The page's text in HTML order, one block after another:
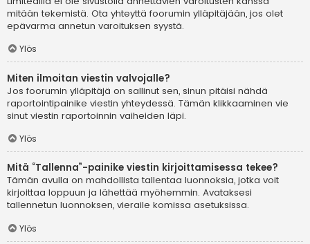
mitään tekemistä. Ota yhteyttä foorumin ylläpitäjään, jos olet
epävarma annetun varoituksen syystä.
Ylös
Miten ilmoitan viestin valvojalle?
Jos foorumin ylläpitäjä on sallinut sen, sinun pitäisi nähdä
raportointipainike viestin yhteydessä. Tämän klikkaaminen vie
sinut viestin raportoinnin vaiheiden läpi.
Ylös
Mitä “Tallenna”-painike viestin kirjoittamisessa tekee?
Tämän avulla on mahdollista tallentaa luonnoksia, jotka voit
kirjoittaa loppuun ja lähettää myöhemmin. Avataksesi
tallennetun luonnoksen, vieraile komissa asetuksissa.
Ylös